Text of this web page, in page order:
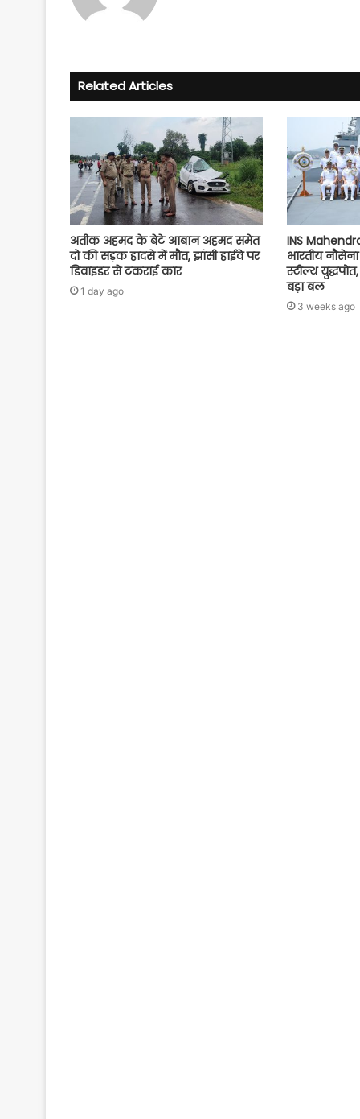
Related Articles
अतीक अहमद के बेटे आबान अहमद समेत
दो की सड़क हादसे में मौत, झांसी हाईवे पर
डिवाइडर से टकराई कार
1 day ago
INS
भारतीय
स्टील्थ
बड़ा बल
3 weeks ago